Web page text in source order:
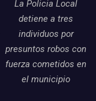
La Policia Local
detiene a tres
individuos por
presuntos robos con
fuerza cometidos en
el municipio